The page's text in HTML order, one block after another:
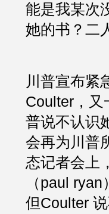
能是我某次
她的书？二
川普宣布紧
Coulter，又
普说不认识
会再为川普
态记者会上
（paul
但Coulter